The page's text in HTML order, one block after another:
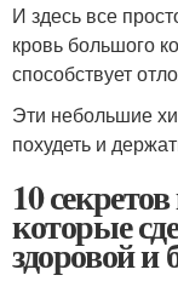
И здесь все
кровь большого
способствует
Эти небольшие
похудеть и
10
которые
здоровой и